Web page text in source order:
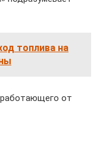
топлива на
от